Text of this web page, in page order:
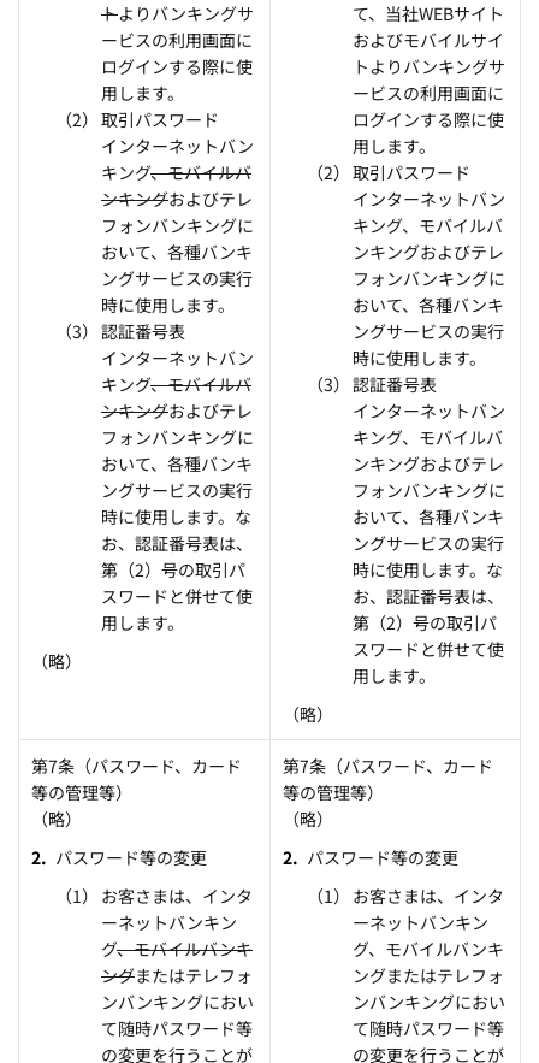
トよりバンキングサ
ービスの利用画面に
ログインする際に使
用します。
取引パスワード
インターネットバン
キング、モバイルバ
ンキングおよびテレ
フォンバンキングに
おいて、各種バンキ
ングサービスの実行
時に使用します。
認証番号表
インターネットバン
キング、モバイルバ
ンキングおよびテレ
フォンバンキングに
おいて、各種バンキ
ングサービスの実行
時に使用します。な
お、認証番号表は、
第（2）号の取引パ
スワードと併せて使
用します。
（略）
て、当社WEBサイト
およびモバイルサイ
トよりバンキングサ
ービスの利用画面に
ログインする際に使
用します。
取引パスワード
インターネットバン
キング、モバイルバ
ンキングおよびテレ
フォンバンキングに
おいて、各種バンキ
ングサービスの実行
時に使用します。
認証番号表
インターネットバン
キング、モバイルバ
ンキングおよびテレ
フォンバンキングに
おいて、各種バンキ
ングサービスの実行
時に使用します。な
お、認証番号表は、
第（2）号の取引パ
スワードと併せて使
用します。
（略）
第7条（パスワード、カード
等の管理等）
（略）
パスワード等の変更
お客さまは、インタ
ーネットバンキン
グ、モバイルバンキ
ングまたはテレフォ
ンバンキングにおい
て随時パスワード等
の変更を行うことが
第7条（パスワード、カード
等の管理等）
（略）
パスワード等の変更
お客さまは、インタ
ーネットバンキン
グ、モバイルバンキ
ングまたはテレフォ
ンバンキングにおい
て随時パスワード等
の変更を行うことが